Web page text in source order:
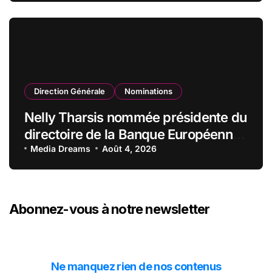
Direction Générale Nominations
Nelly Tharsis nommée présidente du
directoire de la Banque Européenne
du Crédit Mutuel
Media Dreams Août 4, 2026
Abonnez-vous à notre newsletter
Ne manquez rien de nos contenus